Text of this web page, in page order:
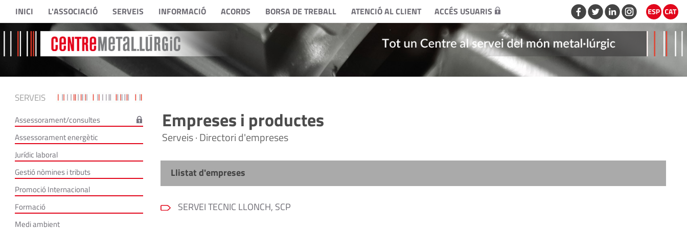
INICI L'ASSOCIACIÓ SERVEIS INFORMACIÓ ACORDS BORSA DE TREBALL ATENCIÓ AL CLIENT ACCÉS USUARIS
SERVEIS
Assessorament/consultes
Assessorament energètic
Jurídic laboral
Gestió nòmines i tributs
Promoció Internacional
Formació
Medi ambient
Empreses i productes
Serveis · Directori d'empreses
Llistat d'empreses
SERVEI TECNIC LLONCH, SCP